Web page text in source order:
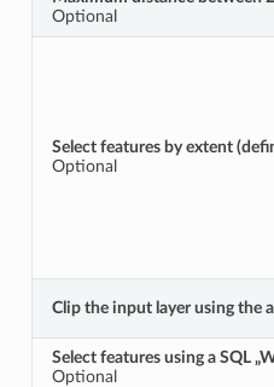
Optional
Select features by extent
Optional
Clip the input layer using the
Select features using a SQL
Optional